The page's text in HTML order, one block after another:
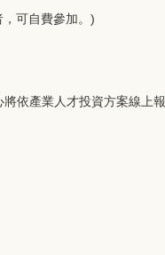
可自費參加。)
依產業人才投資方案線上